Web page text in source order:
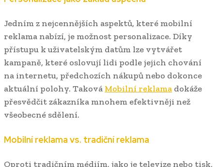
Jedním z nejcennějších aspektů, které mobilní
reklama nabízí, je možnost personalizace. Díky
přístupu k uživatelským datům lze vytvářet
kampaně, které oslovují lidi podle jejich chování
na internetu, předchozích nákupů nebo dokonce
aktuální polohy. Taková Mobilní reklama dokáže
přesvědčit zákazníka mnohem efektivněji než
všeobecné sdělení.
Mobilní reklama vs. tradiční reklama
Oproti tradičním médiím, jako je televize nebo tisk,